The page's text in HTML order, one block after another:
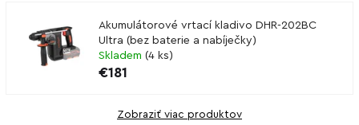
Akumulátorové vrtací kladivo DHR-202BC
Ultra (bez baterie a nabíječky)
Skladem (4 ks)
€181
Zobraziť viac produktov